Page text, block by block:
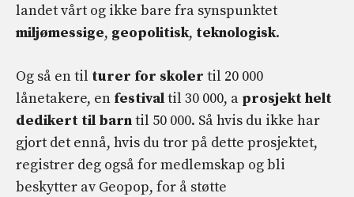
landet vårt og ikke bare fra synspunktet
miljømessige, geopolitisk, teknologisk.
Og så en til turer for skoler til 20 000
lånetakere, en festivaltil 30 000, a prosjekt helt
dedikert til barntil 50 000. Så hvis du ikke har
gjort det ennå, hvis du tror på dette prosjektet,
registrer deg også for medlemskap og bli
beskytter av Geopop, for å støtte